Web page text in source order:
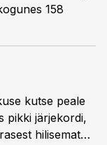
158
pikki järjekordi,